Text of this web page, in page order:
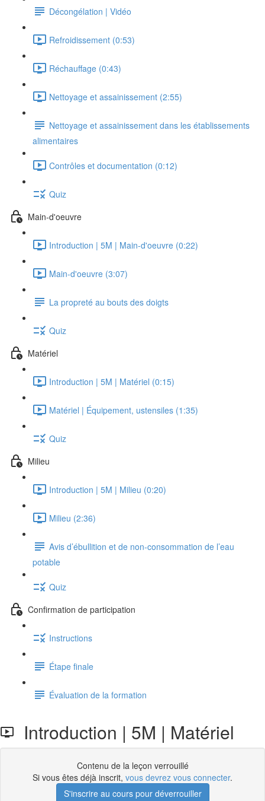
Décongélation | Vidéo
Refroidissement (0:53)
Réchauffage (0:43)
Nettoyage et assainissement (2:55)
Nettoyage et assainissement dans les établissements
alimentaires
Contrôles et documentation (0:12)
Quiz
Main-d'oeuvre
Introduction | 5M | Main-d'oeuvre (0:22)
Main-d'oeuvre (3:07)
La propreté au bouts des doigts
Quiz
Matériel
Introduction | 5M | Matériel (0:15)
Matériel | Équipement, ustensiles (1:35)
Quiz
Milieu
Introduction | 5M | Milieu (0:20)
Milieu (2:36)
Avis d’ébullition et de non-consommation de l’eau
potable
Quiz
Confirmation de participation
Instructions
Étape finale
Évaluation de la formation
Introduction | 5M | Matériel
Contenu de la leçon verrouillé
Si vous êtes déjà inscrit, vous devrez vous connecter.
S'inscrire au cours pour déverrouiller